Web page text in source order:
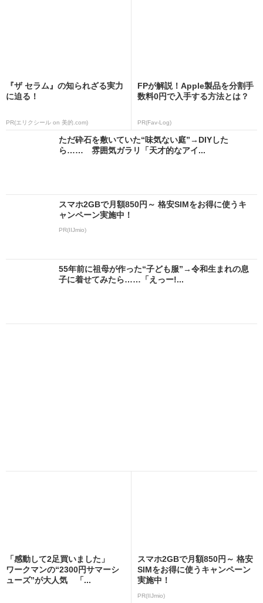
『ザ セラム』の知られざる実力
に迫る！
PR(エリクシール on 美的.com)
FPが解説！Apple製品を分割手
数料0円で入手する方法とは？
PR(Fav-Log)
ただ砕石を敷いていた“味気ない庭”→DIYした
ら…… 雰囲気ガラリ「天才的なアイ...
スマホ2GBで月額850円～ 格安SIMをお得に使うキ
ャンペーン実施中！
PR(IIJmio)
55年前に祖母が作った“子ども服”→令和生まれの息
子に着せてみたら……「えっー!...
「感動して2足買いました」
ワークマンの“2300円サマーシ
ューズ”が大人気 「...
スマホ2GBで月額850円～ 格安
SIMをお得に使うキャンペーン
実施中！
PR(IIJmio)